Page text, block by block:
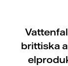
brittiska